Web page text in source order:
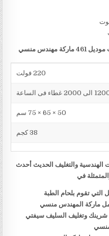
منسي
220 فولت
الى 2000 غطاء فى الساعة
50 × 65 × 75 سم
38 كجم
والتغليف الحديث أحدث
في
تقوم بلحام الطبة
ماركة المهندس منسي
شرينك وتغليف السليف سيفتي